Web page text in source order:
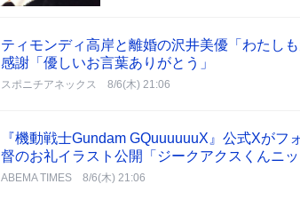
ティモンディ高岸と離婚の沢井美優「わたし
感謝「優しいお言葉ありがとう」
スポニチアネックス 8/6(木) 21:06
『機動戦士Gundam GQuuuuuuX』公式Xがフ
督のお礼イラスト公開「ジークアクスくんニッ
ABEMA TIMES 8/6(木) 21:06